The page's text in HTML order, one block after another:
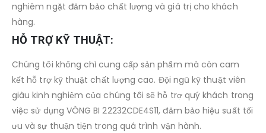
nghiêm ngặt đảm bảo chất lượng và giá trị cho khách
hàng.
HỖ TRỢ KỸ THUẬT:
Chúng tôi không chỉ cung cấp sản phẩm mà còn cam
kết hỗ trợ kỹ thuật chất lượng cao. Đội ngũ kỹ thuật viên
giàu kinh nghiệm của chúng tôi sẽ hỗ trợ quý khách trong
việc sử dụng VÒNG BI 22232CDE4S11, đảm bảo hiệu suất tối
ưu và sự thuận tiện trong quá trình vận hành.